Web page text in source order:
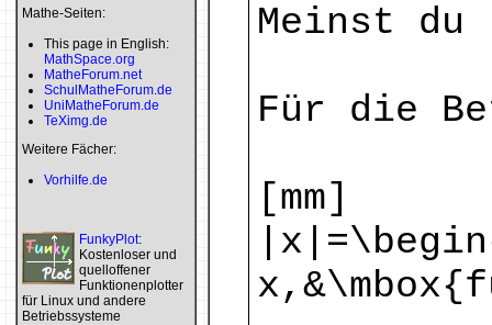
Mathe-Seiten:
This page in English:
MathSpace.org
MatheForum.net
SchulMatheForum.de
UniMatheForum.de
TeXimg.de
Weitere Fächer:
Vorhilfe.de
FunkyPlot:
Kostenloser und
quelloffener
Funktionenplotter
für Linux und andere
Betriebssysteme
Meinst
Für die
[mm]